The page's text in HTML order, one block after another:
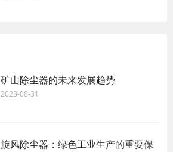
矿山除尘器的未来发展趋势
2023-08-31
旋风除尘器：绿色工业生产的重要保